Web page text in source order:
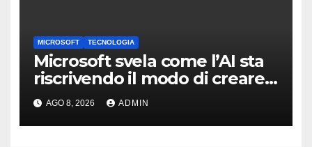
MICROSOFT TECNOLOGIA
Microsoft svela come l’AI sta
riscrivendo il modo di creare
software
AGO 8, 2026 ADMIN